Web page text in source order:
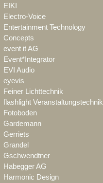
EIKI
Electro-Voice
Entertainment Technology
Concepts
event it AG
Event*Integrator
EVI Audio
eyevis
Feiner Lichttechnik
flashlight Veranstaltungstechnik
Fotoboden
Gardemann
Gerriets
Grandel
Gschwendtner
Habegger AG
Harmonic Design